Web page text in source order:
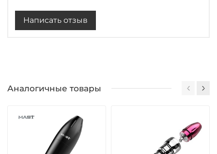
Написать отзыв
Аналогичные товары